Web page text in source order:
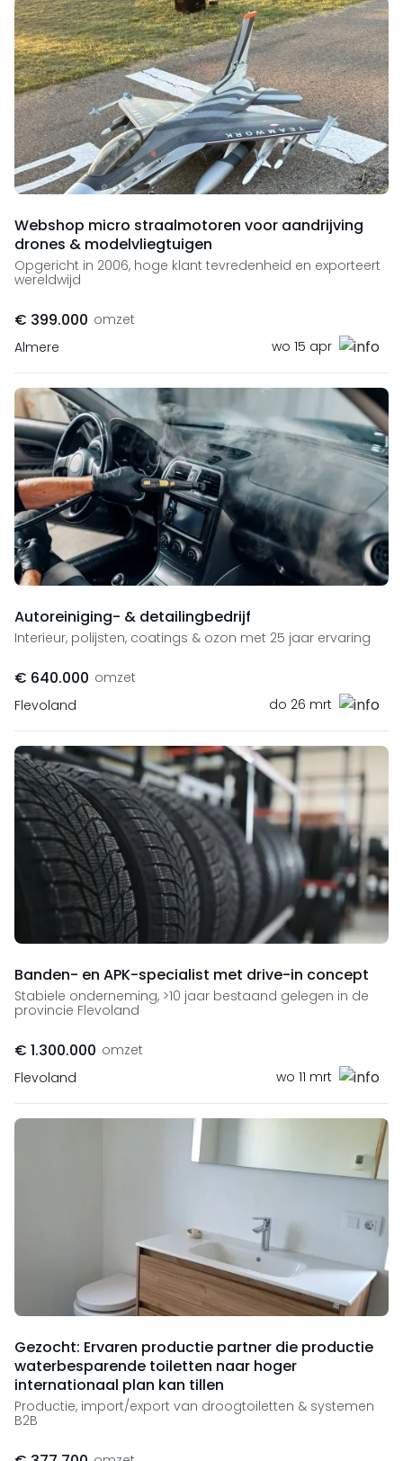
Webshop micro straalmotoren voor aandrijving
drones & modelvliegtuigen
Opgericht in 2006, hoge klant tevredenheid en exporteert
wereldwijd
€ 399.000 omzet
Almere
wo 15 apr
Autoreiniging- & detailingbedrijf
Interieur, polijsten, coatings & ozon met 25 jaar ervaring
€ 640.000 omzet
Flevoland
do 26 mrt
Banden- en APK-specialist met drive-in concept
Stabiele onderneming, >10 jaar bestaand gelegen in de
provincie Flevoland
€ 1.300.000 omzet
Flevoland
wo 11 mrt
Gezocht: Ervaren productie partner die productie
waterbesparende toiletten naar hoger
internationaal plan kan tillen
Productie, import/export van droogtoiletten & systemen
B2B